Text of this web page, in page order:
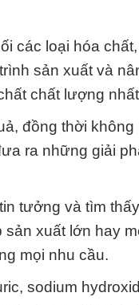
các loại hóa
sản xuất và
chất lượng
đồng thời
ra những giải
tưởng và tìm
sản xuất lớn hay
mọi nhu cầu.
sodium